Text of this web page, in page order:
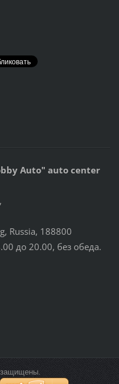
Auto" auto center
Russia, 188800
до 20.00, без обеда.